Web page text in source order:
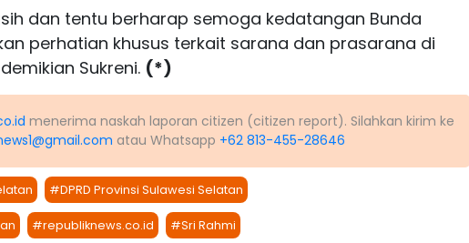
dan tentu berharap semoga kedatangan Bunda
perhatian khusus terkait sarana dan prasarana di
Sukreni. (*)
menerima naskah laporan citizen (citizen report). Silahkan kirim ke
atau Whatsapp +62 813-455-28646
#DPRD Provinsi Sulawesi Selatan
#republiknews.co.id #Sri Rahmi